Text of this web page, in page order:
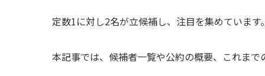
定数1に対し2名が立候補し、注目を集めています。
本記事では、候補者一覧や公約の概要、これまで